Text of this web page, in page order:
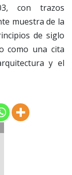
con trazos
muestra de la
de siglo
como una cita
y el